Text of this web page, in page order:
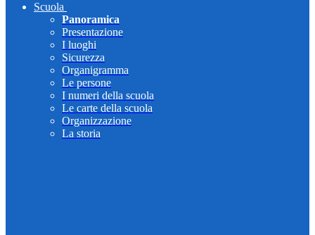
Scuola
Panoramica
Presentazione
I luoghi
Sicurezza
Organigramma
Le persone
I numeri della scuola
Le carte della scuola
Organizzazione
La storia